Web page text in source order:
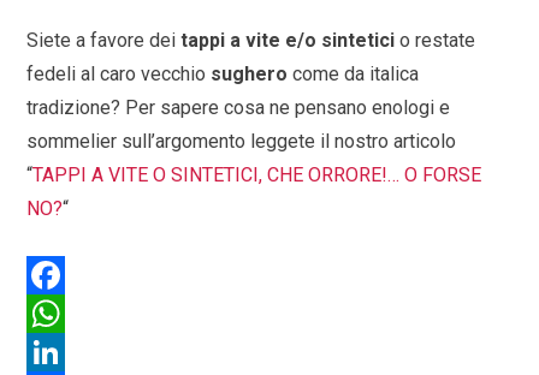
Siete a favore deitappi a vite e/o sintetici o restate
fedeli al caro vecchio sughero come da italica
tradizione? Per sapere cosa ne pensano enologi e
sommelier sull’argomento leggete il nostro articolo
“TAPPI A VITE O SINTETICI, CHE ORRORE!… O FORSE
NO?“
F
aW